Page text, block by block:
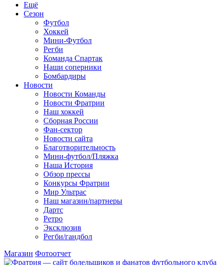
Ещё
Сезон
Футбол
Хоккей
Мини-Футбол
Регби
Команда Спартак
Наши соперники
Бомбардиры
Новости
Новости Команды
Новости Фратрии
Наш хоккей
Сборная России
Фан-cектор
Новости сайта
Благотворительность
Мини-футбол/Пляжка
Наша История
Обзор прессы
Конкурсы Фратрии
Мир Ультрас
Наш магазин/партнеры
Дартс
Ретро
Эксклюзив
Регби/гандбол
Магазин Фотоотчет